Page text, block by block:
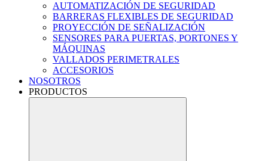
AUTOMATIZACIÓN DE SEGURIDAD
BARRERAS FLEXIBLES DE SEGURIDAD
PROYECCIÓN DE SEÑALIZACIÓN
SENSORES PARA PUERTAS, PORTONES Y
MÁQUINAS
VALLADOS PERIMETRALES
ACCESORIOS
NOSOTROS
PRODUCTOS